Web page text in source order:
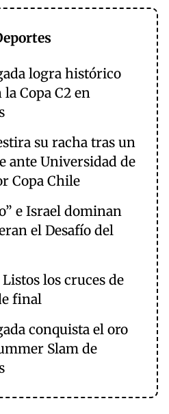
logra histórico
Copa C2 en
su racha tras un
ante Universidad de
Copa Chile
e Israel dominan
el Desafío del
los cruces de
final
conquista el oro
Slam de